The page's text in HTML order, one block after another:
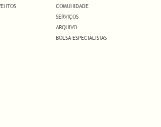
COMUNIDADE
SERVIÇOS
ARQUIVO
BOLSA ESPECIALISTAS